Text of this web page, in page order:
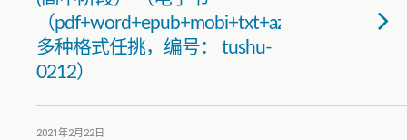
（pdf+word+epub+mobi+txt+azw3）
多种格式任挑，编号： tushu-
0212）
2021年2月22日